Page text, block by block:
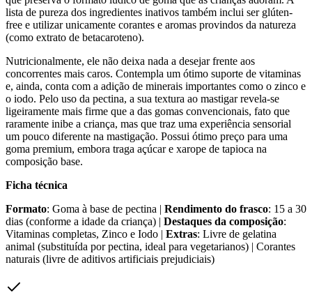
lista de pureza dos ingredientes inativos também inclui ser glúten-
free e utilizar unicamente corantes e aromas provindos da natureza
(como extrato de betacaroteno).
Nutricionalmente, ele não deixa nada a desejar frente aos
concorrentes mais caros. Contempla um ótimo suporte de vitaminas
e, ainda, conta com a adição de minerais importantes como o zinco e
o iodo. Pelo uso da pectina, a sua textura ao mastigar revela-se
ligeiramente mais firme que a das gomas convencionais, fato que
raramente inibe a criança, mas que traz uma experiência sensorial
um pouco diferente na mastigação. Possui ótimo preço para uma
goma premium, embora traga açúcar e xarope de tapioca na
composição base.
Ficha técnica
Formato: Goma à base de pectina | Rendimento do frasco: 15 a 30
dias (conforme a idade da criança) | Destaques da composição:
Vitaminas completas, Zinco e Iodo | Extras: Livre de gelatina
animal (substituída por pectina, ideal para vegetarianos) | Corantes
naturais (livre de aditivos artificiais prejudiciais)